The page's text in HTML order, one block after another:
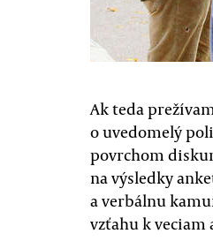
Ak teda
o uvedomelý
povrchom
na výsledky
a verbálnu
vzťahu k veciam